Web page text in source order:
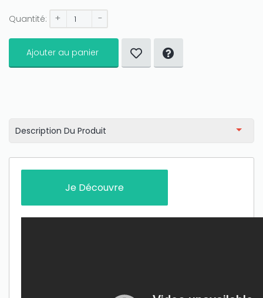
Quantité: + -
Ajouter au panier
Description Du Produit
Je Découvre